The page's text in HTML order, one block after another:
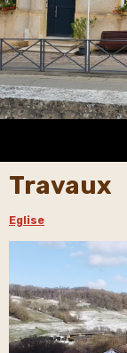
Travaux
Eglise